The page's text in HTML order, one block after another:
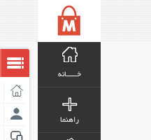
خـــــانه
راهنما